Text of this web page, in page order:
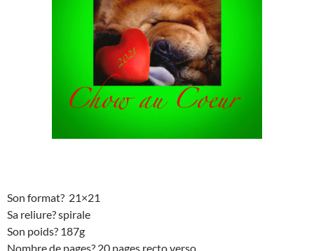
Son format? 21×21
Sa reliure? spirale
Son poids? 187g
Nombre de pages? 20 pages recto verso